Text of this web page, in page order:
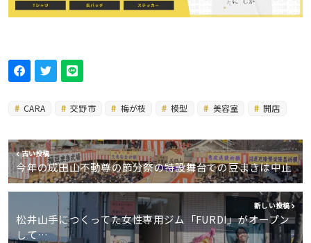
CARA 交野市 梅が枝 模型 美容室 開店
古い投稿
今年の成田山不動尊の節分祭の特設舞台での豆まきは中止
新しい投稿
松井山手につくってた女性専用ジム「FURDI」がオープン
して…